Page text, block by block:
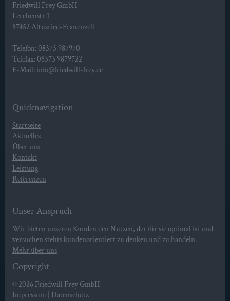
Friedwill Frey GmbH
Lerchenstr.1
87452 Altusried-Frauenzell
Telefon: 08373 987970
Telefax: 08373 9879722
E-Mail:info@friedwill-frey.de
Quicknavigation
Startseite
Aktuelles
Über uns
Kontakt
Leistung
Referenzen
Unser Anspruch
Wir bieten unseren Kunden den Nutzen, der für sie optimal ist und
versuchen stehts kundenorientiert zu denken und zu handeln.
Mehr über uns
Copyright
© 2026 Friedwill Frey GmbH
Impressum
Datenschutz